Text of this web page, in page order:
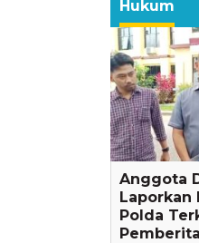
Hukum
Anggota
Laporkan
Polda